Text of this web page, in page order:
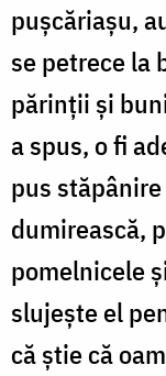
pușcăriașu,
se petrece la
părinții și
a spus, o fi
pus
dumirească,
pomelnicele
slujește el
că ştie că